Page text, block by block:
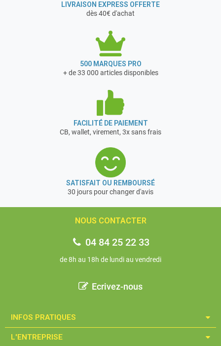
LIVRAISON EXPRESS OFFERTE
dès 40€ d'achat
500 MARQUES PRO
+ de 33 000 articles disponibles
FACILITÉ DE PAIEMENT
CB, wallet, virement, 3x sans frais
SATISFAIT OU REMBOURSÉ
30 jours pour changer d'avis
NOUS CONTACTER
04 84 25 22 33
de 8h au 18h de lundi au vendredi
Ecrivez-nous
INFOS PRATIQUES​
L'ENTREPRISE​